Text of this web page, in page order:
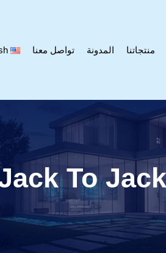
منتجاتنا المدونة تواصل معنا